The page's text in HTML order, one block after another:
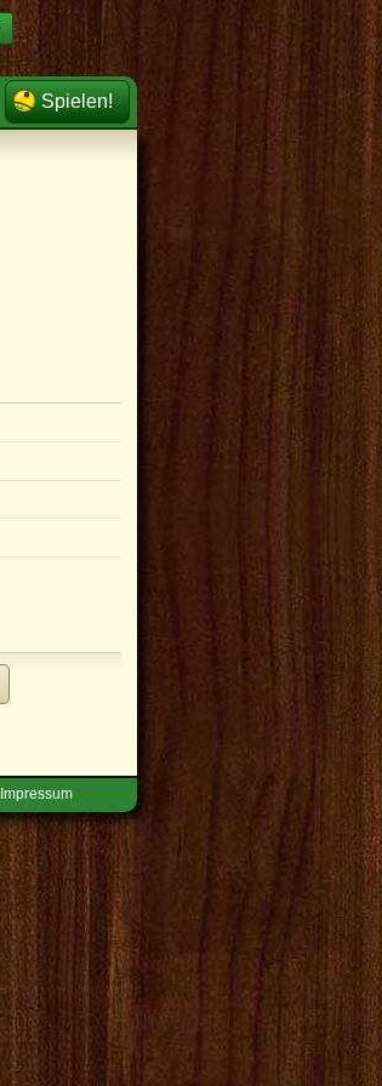
Spielen!
Impressum